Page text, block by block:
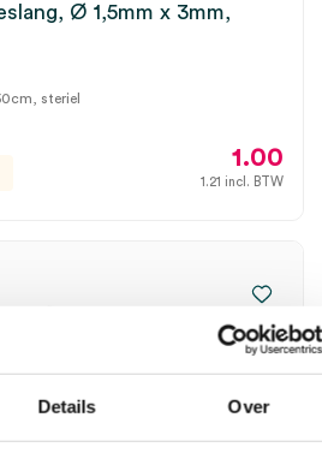
Details Over
Ø 1,5mm x 3mm,
steriel
1.00
1.21 incl. BTW